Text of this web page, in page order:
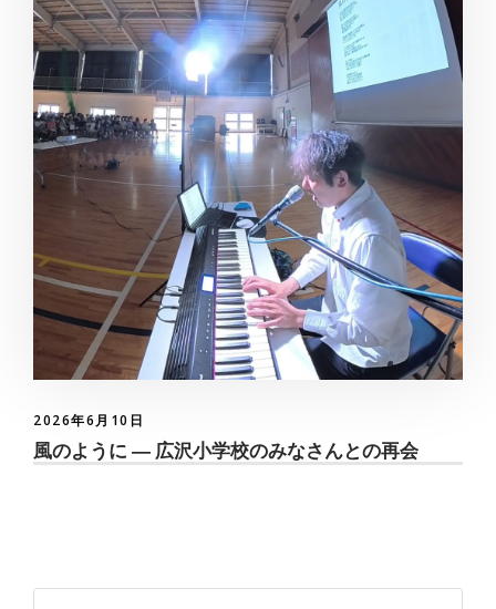
2026年6月10日
風のように ― 広沢小学校のみなさんとの再会